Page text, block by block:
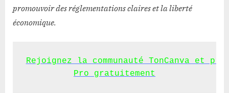
promouvoir des réglementations claires et la liberté
économique.
Rejoignez la communauté TonCanva
Pro gratuitement